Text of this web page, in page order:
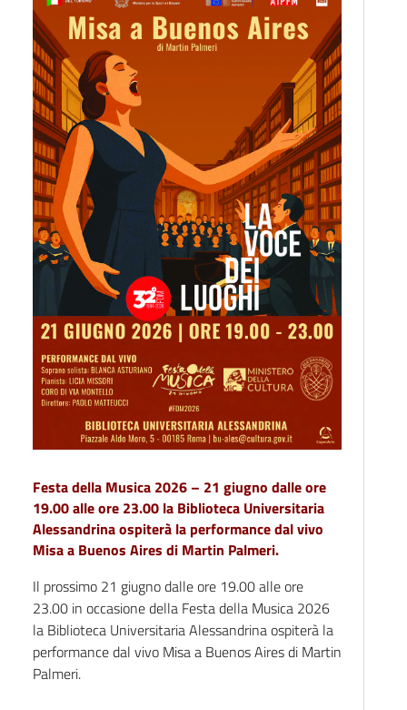
Festa della Musica 2026 – 21 giugno dalle ore
19.00 alle ore 23.00 la Biblioteca Universitaria
Alessandrina ospiterà la performance dal vivo
Misa a Buenos Aires di Martin Palmeri.
Il prossimo 21 giugno dalle ore 19.00 alle ore
23.00 in occasione della Festa della Musica 2026
la Biblioteca Universitaria Alessandrina ospiterà la
performance dal vivo Misa a Buenos Aires di Martin
Palmeri.